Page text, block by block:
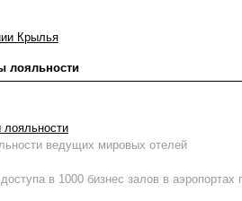
Крылья
лояльности
ведущих мировых отелей
в 1000 бизнес залов в аэропортах